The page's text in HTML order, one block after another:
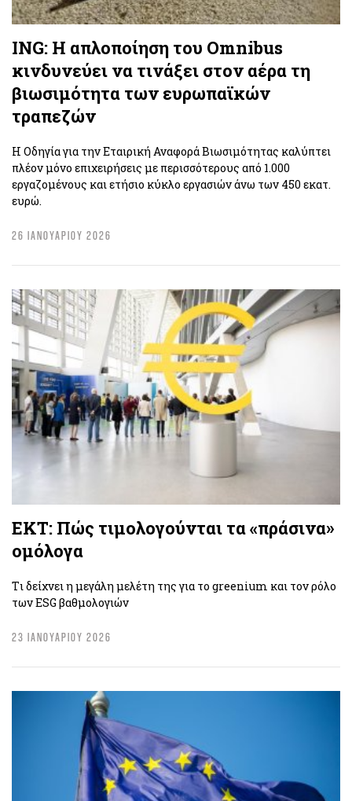
ING: Η απλοποίηση του Omnibus
κινδυνεύει να τινάξει στον αέρα τη
βιωσιμότητα των ευρωπαϊκών
τραπεζών
Η Οδηγία για την Εταιρική Αναφορά Βιωσιμότητας καλύπτει
πλέον μόνο επιχειρήσεις με περισσότερους από 1.000
εργαζομένους και ετήσιο κύκλο εργασιών άνω των 450 εκατ.
ευρώ.
26 ΙΑΝΟΥΑΡΙΟΥ 2026
ΕΚΤ: Πώς τιμολογούνται τα «πράσινα»
ομόλογα
Tι δείχνει η μεγάλη μελέτη της για το greenium και τον ρόλο
των ESG βαθμολογιών
23 ΙΑΝΟΥΑΡΙΟΥ 2026